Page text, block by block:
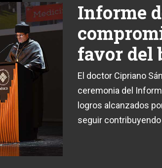
Informe
favor del
El doctor Cipriano
ceremonia del
logros alcanzados
seguir